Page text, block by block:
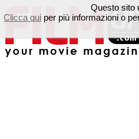
Questo sito
Clicca qui per più informazioni o